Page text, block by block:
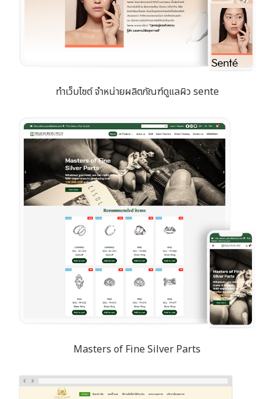
ทำเว็บไซต์ จำหน่ายผลิตภัณฑ์ดูแลผิว sente
Masters of Fine Silver Parts